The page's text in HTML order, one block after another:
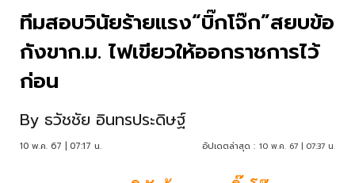
ทีมสอบวินัยร้ายแรง“บิ๊กโจ๊ก”สยบข้อ
กังขาก.ม. ไฟเขียวให้ออกราชการไว้
ก่อน
By ธวัชชัย อินทรประดิษฐ์
10 พ.ค. 67 | 07:17 น. อัปเดตล่าสุด : 10 พ.ค. 67 | 07:37 น.